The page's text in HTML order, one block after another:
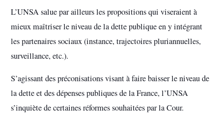
L’UNSA salue par ailleurs les propositions qui viseraient à
mieux maîtriser le niveau de la dette publique en y intégrant
les partenaires sociaux (instance, trajectoires pluriannuelles,
surveillance, etc.).
S’agissant des préconisations visant à faire baisser le niveau de
la dette et des dépenses publiques de la France, l’UNSA
s’inquiète de certaines réformes souhaitées par la Cour.